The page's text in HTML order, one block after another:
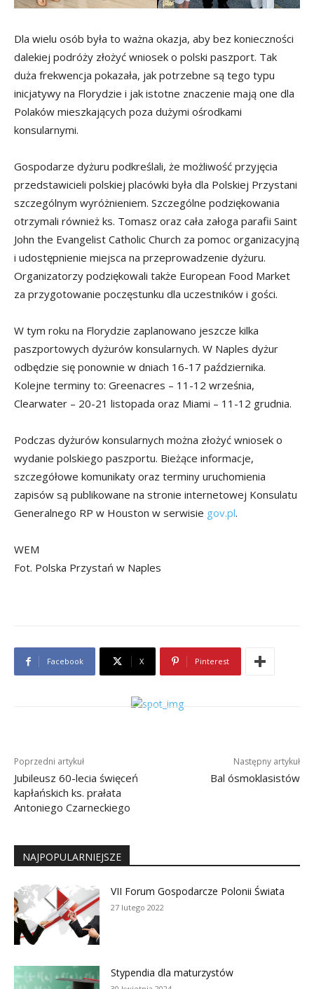
Dla wielu osób była to ważna okazja, aby bez konieczności
dalekiej podróży złożyć wniosek o polski paszport. Tak
duża frekwencja pokazała, jak potrzebne są tego typu
inicjatywy na Florydzie i jak istotne znaczenie mają one dla
Polaków mieszkających poza dużymi ośrodkami
konsularnymi.
Gospodarze dyżuru podkreślali, że możliwość przyjęcia
przedstawicieli polskiej placówki była dla Polskiej Przystani
szczególnym wyróżnieniem. Szczególne podziękowania
otrzymali również ks. Tomasz oraz cała załoga parafii Saint
John the Evangelist Catholic Church za pomoc organizacyjną
i udostępnienie miejsca na przeprowadzenie dyżuru.
Organizatorzy podziękowali także European Food Market
za przygotowanie poczęstunku dla uczestników i gości.
W tym roku na Florydzie zaplanowano jeszcze kilka
paszportowych dyżurów konsularnych. W Naples dyżur
odbędzie się ponownie w dniach 16-17 października.
Kolejne terminy to: Greenacres – 11-12 września,
Clearwater – 20-21 listopada oraz Miami – 11-12 grudnia.
Podczas dyżurów konsularnych można złożyć wniosek o
wydanie polskiego paszportu. Bieżące informacje,
szczegółowe komunikaty oraz terminy uruchomienia
zapisów są publikowane na stronie internetowej Konsulatu
Generalnego RP w Houston w serwisie gov.pl.
WEM
Fot. Polska Przystań w Naples
Facebook X Pinterest
Poprzedni artykuł
Jubileusz 60-lecia święceń
kapłańskich ks. prałata
Antoniego Czarneckiego
Następny artykuł
Bal ósmoklasistów
NAJPOPULARNIEJSZE
VII Forum Gospodarcze Polonii Świata
27 lutego 2022
Stypendia dla maturzystów